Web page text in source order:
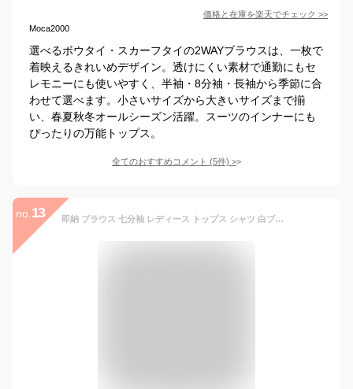
価格と在庫を楽天でチェック >>
Moca2000
選べるボウタイ・スカーフタイの2WAYブラウスは、一枚で
着映えるきれいめデザイン。透けにくい素材で通勤にもセ
レモニーにも使いやすく、半袖・8分袖・長袖から季節に合
わせて選べます。小さいサイズから大きいサイズまで揃
い、春夏秋冬オールシーズン活躍。スーツのインナーにも
ぴったりの万能トップス。
全てのおすすめコメント (5件) >
no. 13 即納 ブラウス 七分袖 レディース トップス シャツ 白ブラウス 白シャツ 7分袖 長袖 襟 衿 レギュラーカラー 大きいサイズ ゆったり フロントボタン シワになりにくい オフィスカジュアル ブラウス